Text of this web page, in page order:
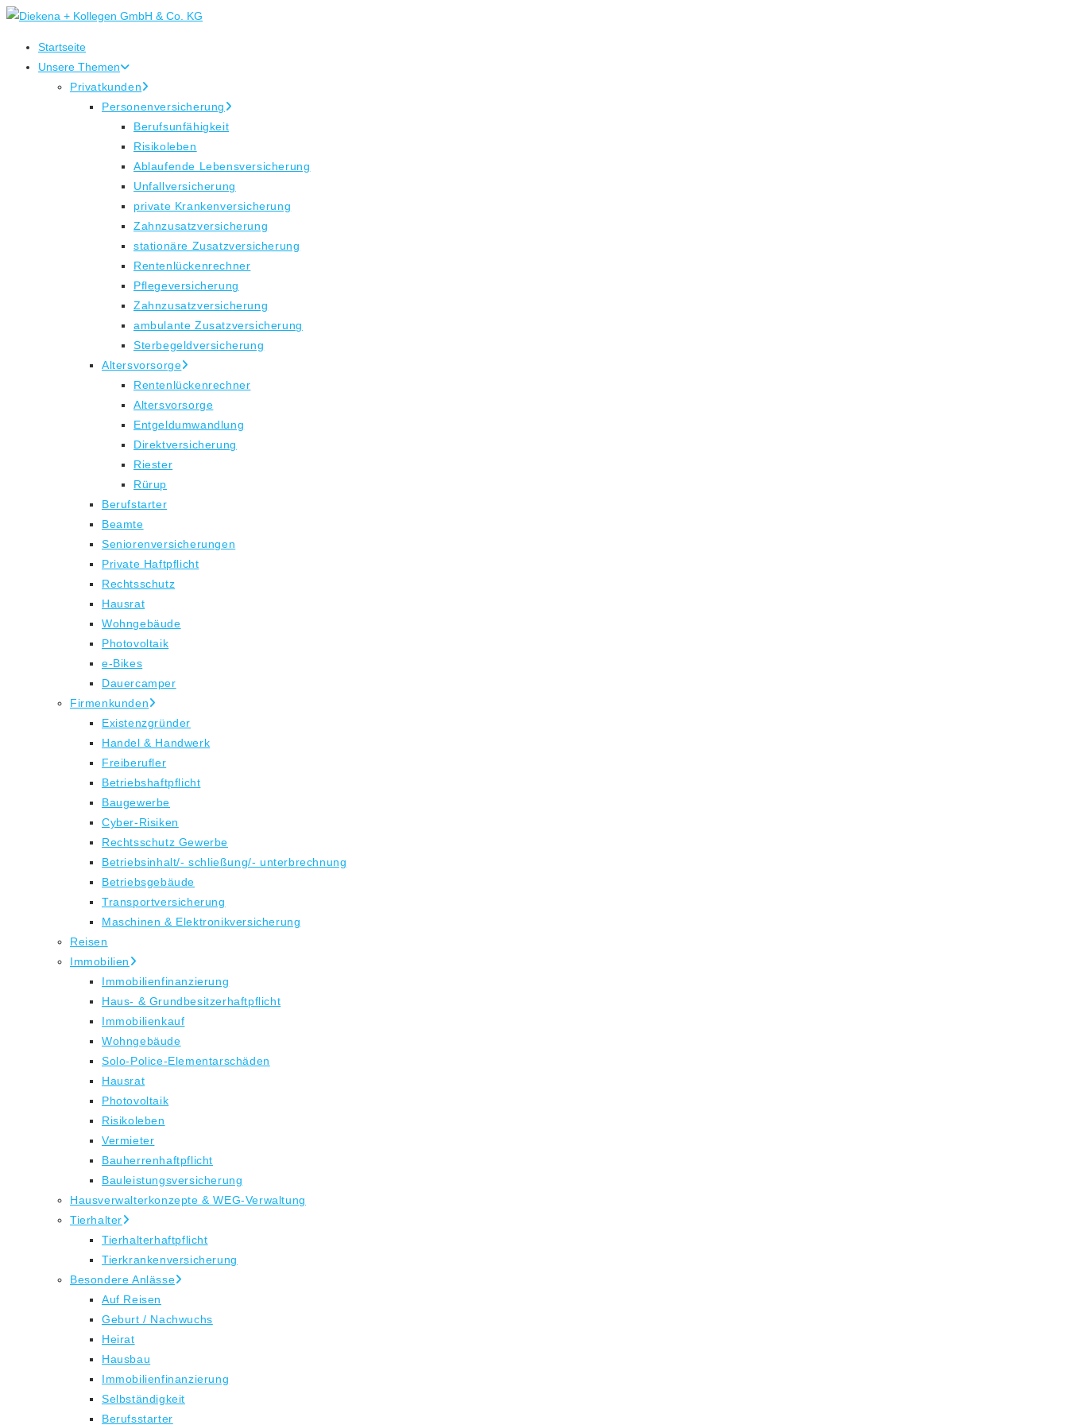
Zum
springen
Startseite
Unsere Themen
Privatkunden
Personenversicherung
Berufsunfähigkeit
Risikoleben
Ablaufende Lebensversicherung
Unfallversicherung
private Krankenversicherung
Zahnzusatzversicherung
stationäre Zusatzversicherung
Rentenlückenrechner
Pflegeversicherung
Zahnzusatzversicherung
ambulante Zusatzversicherung
Sterbegeldversicherung
Altersvorsorge
Rentenlückenrechner
Altersvorsorge
Entgeldumwandlung
Direktversicherung
Riester
Rürup
Berufstarter
Beamte
Seniorenversicherungen
Private Haftpflicht
Rechtsschutz
Hausrat
Wohngebäude
Photovoltaik
e-Bikes
Dauercamper
Firmenkunden
Existenzgründer
Handel & Handwerk
Freiberufler
Betriebshaftpflicht
Baugewerbe
Cyber-Risiken
Rechtsschutz Gewerbe
Betriebsinhalt/- schließung/- unterbrechnung
Betriebsgebäude
Transportversicherung
Maschinen & Elektronikversicherung
Reisen
Immobilien
Immobilienfinanzierung
Haus- & Grundbesitzerhaftpflicht
Immobilienkauf
Wohngebäude
Solo-Police-Elementarschäden
Hausrat
Photovoltaik
Risikoleben
Vermieter
Bauherrenhaftpflicht
Bauleistungsversicherung
Hausverwalterkonzepte & WEG-Verwaltung
Tierhalter
Tierhalterhaftpflicht
Tierkrankenversicherung
Besondere Anlässe
Auf Reisen
Geburt / Nachwuchs
Heirat
Hausbau
Immobilienfinanzierung
Selbständigkeit
Berufsstarter